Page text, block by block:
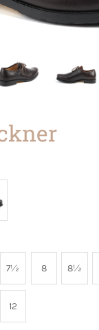
7½ 8 8½
12